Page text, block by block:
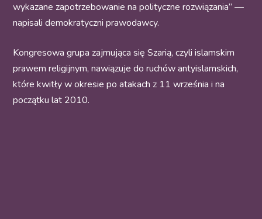
wykazane zapotrzebowanie na polityczne rozwiązania” —
napisali demokratyczni prawodawcy.
Kongresowa grupa zajmująca się Szarią, czyli islamskim
prawem religijnym, nawiązuje do ruchów antyislamskich,
które kwitły w okresie po atakach z 11 września i na
początku lat 2010.